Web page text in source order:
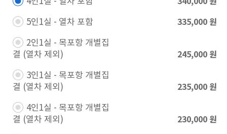
5인1실 - 열차 포함​ 335,000 원
2인1실 - 목포항 개별집
결 (열차 제외)​
245,000 원
3인1실 - 목포항 개별집
결 (열차 제외)​
235,000 원
4인1실 - 목포항 개별집
결 (열차 제외)​
230,000 원